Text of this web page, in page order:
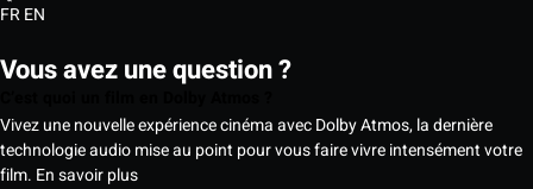
FREN
Vous avez une question ?
Vivez une nouvelle expérience cinéma avec Dolby Atmos, la dernière
technologie audio mise au point pour vous faire vivre intensément votre
film. En savoir plus